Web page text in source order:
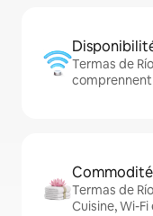
Termas de
Termas de
Cuisine, Wi-